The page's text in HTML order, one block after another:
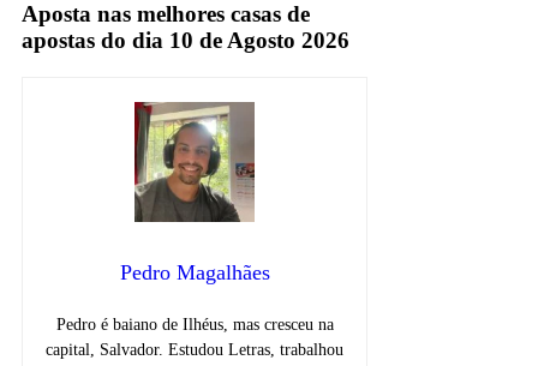
Aposta nas melhores casas de
apostas do dia 10 de Agosto 2026
Pedro Magalhães
Pedro é baiano de Ilhéus, mas cresceu na
capital, Salvador. Estudou Letras, trabalhou